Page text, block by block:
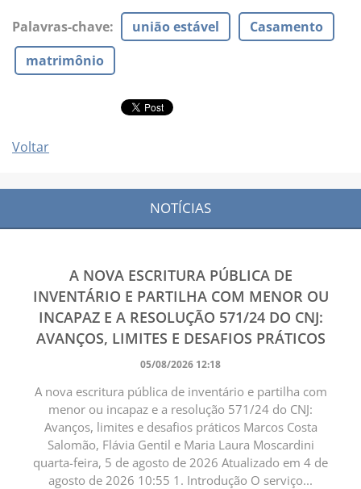
Palavras-chave: união estável
Casamento
matrimônio
Voltar
NOTÍCIAS
A NOVA ESCRITURA PÚBLICA DE
INVENTÁRIO E PARTILHA COM MENOR OU
INCAPAZ E A RESOLUÇÃO 571/24 DO CNJ:
AVANÇOS, LIMITES E DESAFIOS PRÁTICOS
05/08/2026 12:18
A nova escritura pública de inventário e partilha com
menor ou incapaz e a resolução 571/24 do CNJ:
Avanços, limites e desafios práticos Marcos Costa
Salomão, Flávia Gentil e Maria Laura Moscardini
quarta-feira, 5 de agosto de 2026 Atualizado em 4 de
agosto de 2026 10:55 1. Introdução O serviço...